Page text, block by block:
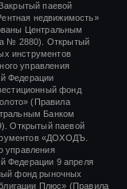
паевой
недвижимость»
Центральным
№ 2880). Открытый
инструментов
управления
Федерации
фонд
(Правила
Банком
Открытый паевой
«ДОХОДЪ.
управления
Федерации 9 апреля
фонд рыночных
Плюс» (Правила